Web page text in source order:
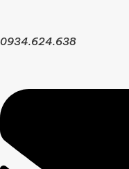
0934.624.638